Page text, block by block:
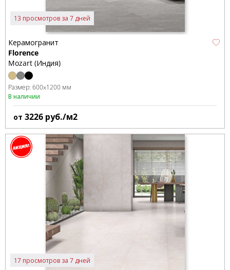
13 просмотров за 7 дней
Керамогранит
Florence
Mozart (Индия)
Размер: 600x1200 мм
В наличии
от 3226 руб./м2
17 просмотров за 7 дней